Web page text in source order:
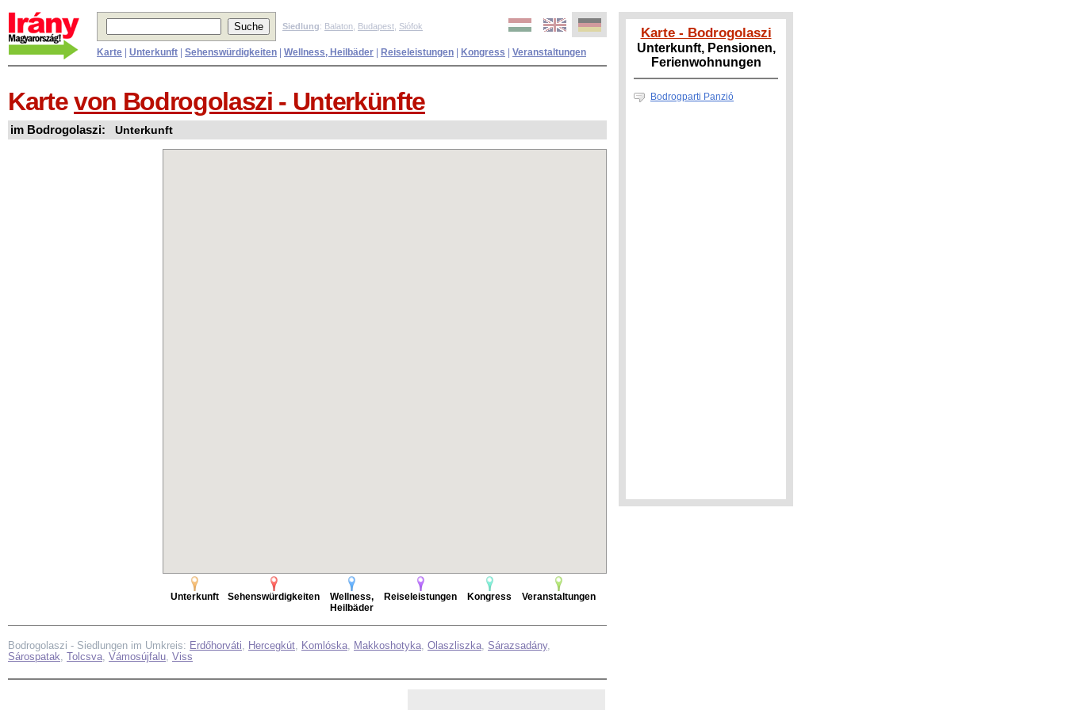
Karte - Bodrogolaszi
Unterkunft, Pensionen,
Ferienwohnungen
Bodrogparti Panzió
Siedlung: Balaton Budapest Siófok
Karte Unterkunft Sehenswürdigkeiten Wellness, Heilbäder Reiseleistungen Kongress Veranstaltungen
Kartevon Bodrogolaszi - Unterkünfte
im Bodrogolaszi: Unterkunft
Unterkunft Sehenswürdigkeiten
Wellness,
Heilbäder
Reiseleistungen Kongress Veranstaltungen
Bodrogolaszi - Siedlungen im Umkreis: Erdőhorváti, Hercegkút, Komlóska, Makkoshotyka, Olaszliszka, Sárazsadány,
Sárospatak, Tolcsva, Vámosújfalu, Viss